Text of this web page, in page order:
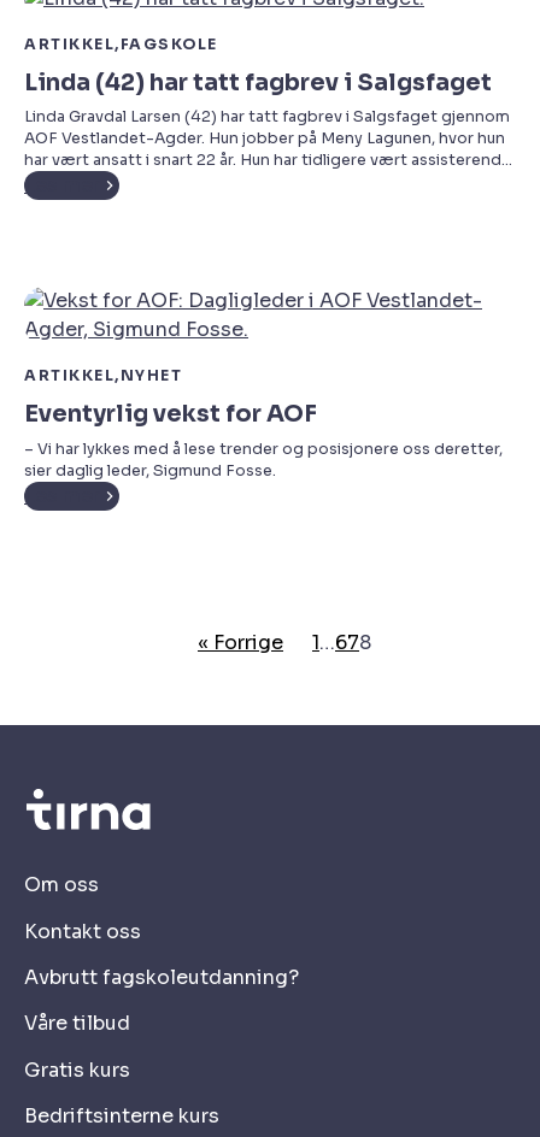
ARTIKKEL FAGSKOLE
Linda (42) har tatt fagbrev i Salgsfaget
Linda Gravdal Larsen (42) har tatt fagbrev i Salgsfaget gjennom
AOF Vestlandet-Agder. Hun jobber på Meny Lagunen, hvor hun
har vært ansatt i snart 22 år. Hun har tidligere vært assisterende
butikksjef, og er nå HK-tillitsvalgt i butikken.
Les mer
ARTIKKEL NYHET
Eventyrlig vekst for AOF
– Vi har lykkes med å lese trender og posisjonere oss deretter,
sier daglig leder, Sigmund Fosse.
Les mer
« Forrige 1…678
Om oss
Kontakt oss
Avbrutt fagskoleutdanning?
Våre tilbud
Gratis kurs
Bedriftsinterne kurs